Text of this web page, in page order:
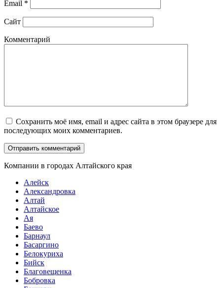
Email *
Сайт
Комментарий
Сохранить моё имя, email и адрес сайта в этом браузере для
последующих моих комментариев.
Компании в городах Алтайского края
Алейск
Александровка
Алтай
Алтайское
Ая
Баево
Барнаул
Басаргино
Белокуриха
Бийск
Благовещенка
Бобровка